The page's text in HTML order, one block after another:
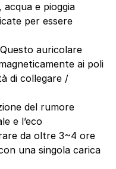
e pioggia
per essere
auricolare
ai poli
di collegare /
del rumore
e l’eco
da oltre 3~4 ore
una singola carica